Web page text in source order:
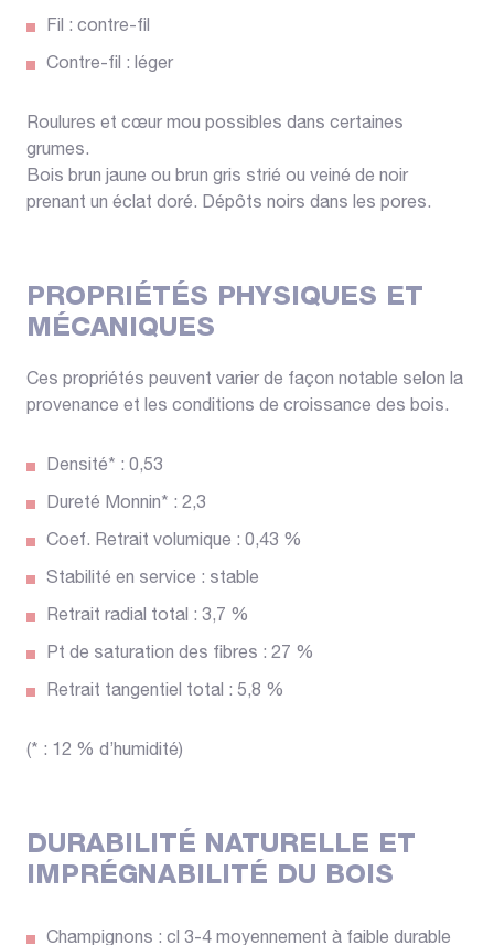
Fil : contre-fil
Contre-fil : léger
Roulures et cœur mou possibles dans certaines
grumes.
Bois brun jaune ou brun gris strié ou veiné de noir
prenant un éclat doré. Dépôts noirs dans les pores.
PROPRIÉTÉS PHYSIQUES ET
MÉCANIQUES
Ces propriétés peuvent varier de façon notable selon la
provenance et les conditions de croissance des bois.
Densité* : 0,53
Dureté Monnin* : 2,3
Coef. Retrait volumique : 0,43 %
Stabilité en service : stable
Retrait radial total : 3,7 %
Pt de saturation des fibres : 27 %
Retrait tangentiel total : 5,8 %
(* : 12 % d’humidité)
DURABILITÉ NATURELLE ET
IMPRÉGNABILITÉ DU BOIS
Champignons : cl 3-4 moyennement à faible durable